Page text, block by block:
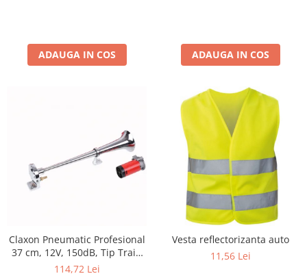
ADAUGA IN COS ADAUGA IN COS
Claxon Pneumatic Profesional
37 cm, 12V, 150dB, Tip Train
Horn, Compresor Inclus, Zinc
114,72 Lei
Vesta reflectorizanta auto
11,56 Lei